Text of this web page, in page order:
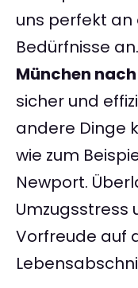
uns perfekt an
Bedürfnisse
München
sicher und
andere Dinge
wie zum
Newport.
Umzugsstress
Vorfreude auf